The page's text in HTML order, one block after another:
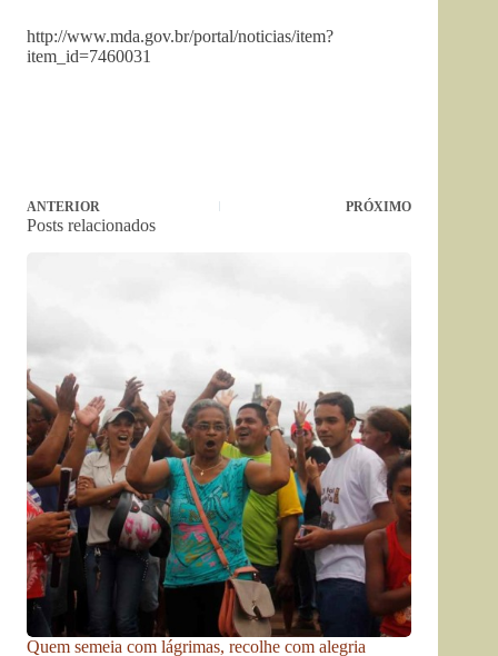
http://www.mda.gov.br/portal/noticias/item?
item_id=7460031
ANTERIOR PRÓXIMO
Posts relacionados
Quem semeia com lágrimas, recolhe com alegria